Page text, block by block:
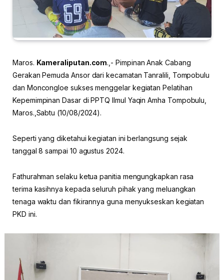
Maros. Kameraliputan.com.,- Pimpinan Anak Cabang
Gerakan Pemuda Ansor dari kecamatan Tanralili, Tompobulu
dan Moncongloe sukses menggelar kegiatan Pelatihan
Kepemimpinan Dasar di PPTQ Ilmul Yaqin Amha Tompobulu,
Maros.,Sabtu (10/08/2024).
Seperti yang diketahui kegiatan ini berlangsung sejak
tanggal 8 sampai 10 agustus 2024.
Fathurahman selaku ketua panitia mengungkapkan rasa
terima kasihnya kepada seluruh pihak yang meluangkan
tenaga waktu dan fikirannya guna menyukseskan kegiatan
PKD ini.